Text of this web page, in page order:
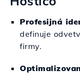
Profesijná
definuje
firmy.